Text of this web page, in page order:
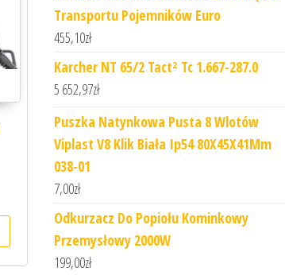
Transportu Pojemników Euro
455,10zł
Karcher NT 65/2 Tact² Tc 1.667-287.0
5 652,97zł
Puszka Natynkowa Pusta 8 Wlotów
Viplast V8 Klik Biała Ip54 80X45X41Mm
038-01
7,00zł
Odkurzacz Do Popiołu Kominkowy
Przemysłowy 2000W
199,00zł